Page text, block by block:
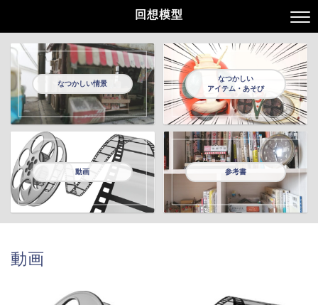
回想模型
なつかしい情景
なつかしい
アイテム・あそび
動画 参考書
動画